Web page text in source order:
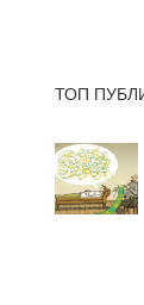
ТОП